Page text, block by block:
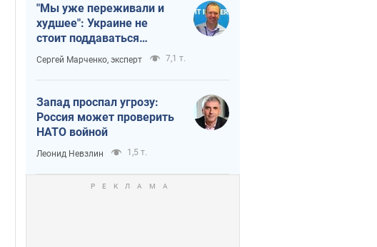
"Мы уже переживали и
худшее": Украине не
стоит поддаваться
отчаянию из-за
ракетного террора
Сергей Марченко, эксперт 7,1 т.
Запад проспал угрозу:
Россия может проверить
НАТО войной
Леонид Невзлин 1,5 т.